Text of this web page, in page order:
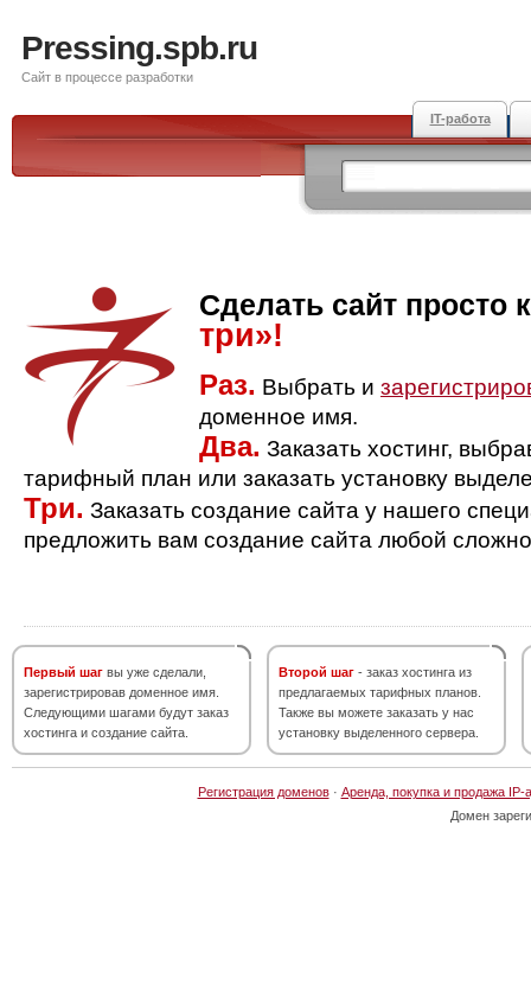
Pressing.spb.ru
Сайт в процессе разработки
IT-работа
Сделать сайт просто
три»!
Раз. Выбрать и
доменное имя.
Два. Заказать хостинг,
тарифный план или заказать установку
Три. Заказать создание сайта у нашего
предложить вам создание сайта любой
Первый шаг вы уже сделали,
зарегистрировав доменное имя.
Следующими шагами будут заказ
хостинга и создание сайта.
Второй шаг - заказ хостинга из
предлагаемых тарифных планов.
Также вы можете заказать у нас
установку выделенного сервера.
Регистрация доменов· Аренда, покупка и продажа IP-
Домен